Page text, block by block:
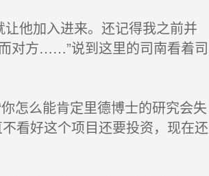
他加入进来。还记得我之前并
对方……”说到这里的司南看着司
怎么能肯定里德博士的研究会失
看好这个项目还要投资，现在还